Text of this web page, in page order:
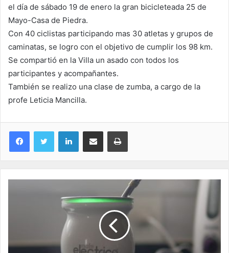
el día de sábado 19 de enero la gran bicicleteada 25 de
Mayo-Casa de Piedra.
Con 40 ciclistas participando mas 30 atletas y grupos de
caminatas, se logro con el objetivo de cumplir los 98 km.
Se compartió en la Villa un asado con todos los
participantes y acompañantes.
También se realizo una clase de zumba, a cargo de la
profe Leticia Mancilla.
LinkedInCompartir por correo electrónicoImprimir